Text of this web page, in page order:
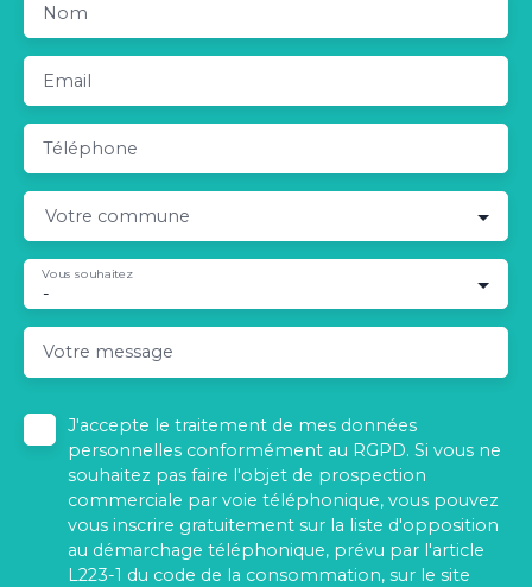
Nom
Email
Téléphone
Votre commune
-
Vous souhaitez
Votre message
J'accepte le traitement de mes données
personnelles conformément au RGPD. Si vous ne
souhaitez pas faire l'objet de prospection
commerciale par voie téléphonique, vous pouvez
vous inscrire gratuitement sur la liste d'opposition
au démarchage téléphonique, prévu par l'article
L223-1 du code de la consommation, sur le site